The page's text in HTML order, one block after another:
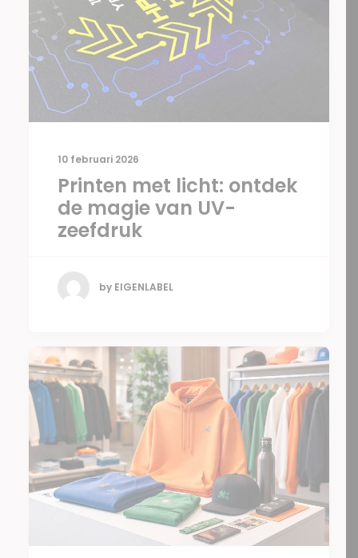
10 februari 2026
Printen met licht: ontdek
de magie van UV-
zeefdruk
by EIGENLABEL